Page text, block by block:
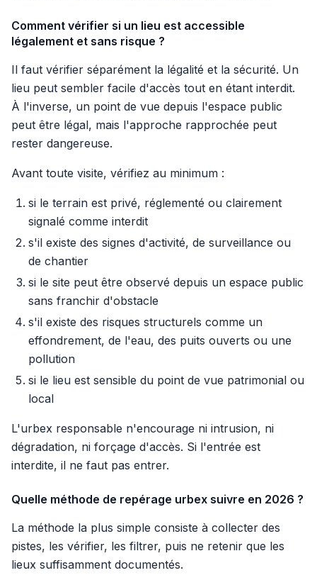
Comment vérifier si un lieu est accessible
légalement et sans risque ?
Il faut vérifier séparément la légalité et la sécurité. Un
lieu peut sembler facile d'accès tout en étant interdit.
À l'inverse, un point de vue depuis l'espace public
peut être légal, mais l'approche rapprochée peut
rester dangereuse.
Avant toute visite, vérifiez au minimum :
si le terrain est privé, réglementé ou clairement
signalé comme interdit
s'il existe des signes d'activité, de surveillance ou
de chantier
si le site peut être observé depuis un espace public
sans franchir d'obstacle
s'il existe des risques structurels comme un
effondrement, de l'eau, des puits ouverts ou une
pollution
si le lieu est sensible du point de vue patrimonial ou
local
L'urbex responsable n'encourage ni intrusion, ni
dégradation, ni forçage d'accès. Si l'entrée est
interdite, il ne faut pas entrer.
Quelle méthode de repérage urbex suivre en 2026 ?
La méthode la plus simple consiste à collecter des
pistes, les vérifier, les filtrer, puis ne retenir que les
lieux suffisamment documentés.